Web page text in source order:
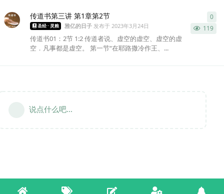
传道书第三讲 第1章第2节
圣经 · 灵粮 雅亿的日子 发布于2023年3月24日 119
传道书01：2节 1:2 传道者说、虚空的虚空、虚空的虚
空．凡事都是虚空。 第一节“在耶路撒冷作王、...
0
说点什么吧...